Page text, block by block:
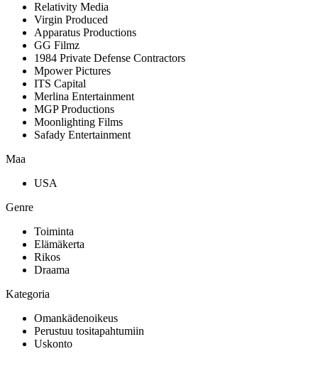
Relativity Media
Virgin Produced
Apparatus Productions
GG Filmz
1984 Private Defense Contractors
Mpower Pictures
ITS Capital
Merlina Entertainment
MGP Productions
Moonlighting Films
Safady Entertainment
Maa
USA
Genre
Toiminta
Elämäkerta
Rikos
Draama
Kategoria
Omankädenoikeus
Perustuu tositapahtumiin
Uskonto